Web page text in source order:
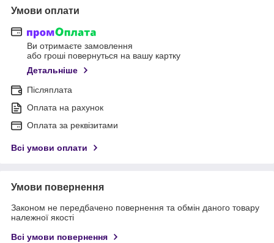
Умови оплати
Ви отримаєте замовлення
або гроші повернуться на вашу картку
Детальніше
Післяплата
Оплата на рахунок
Оплата за реквізитами
Всі умови оплати
Умови повернення
Законом не передбачено повернення та обмін даного товару
належної якості
Всі умови повернення